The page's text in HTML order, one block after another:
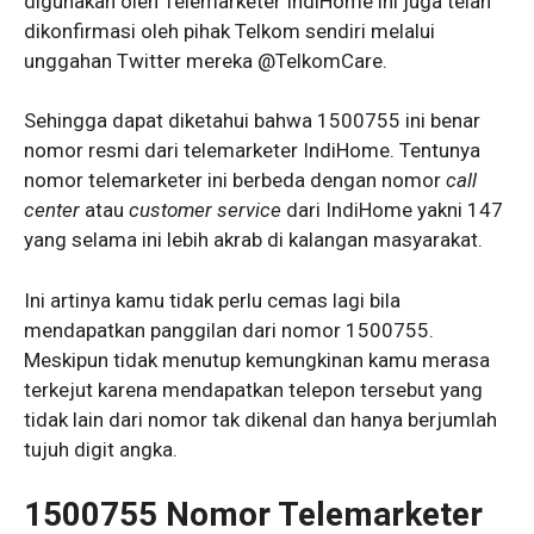
dikonfirmasi oleh pihak Telkom sendiri melalui
unggahan Twitter mereka @TelkomCare.
Sehingga dapat diketahui bahwa 1500755 ini benar
nomor resmi dari telemarketer IndiHome. Tentunya
nomor telemarketer ini berbeda dengan nomor call
center atau customer service dari IndiHome yakni 147
yang selama ini lebih akrab di kalangan masyarakat.
Ini artinya kamu tidak perlu cemas lagi bila
mendapatkan panggilan dari nomor 1500755.
Meskipun tidak menutup kemungkinan kamu merasa
terkejut karena mendapatkan telepon tersebut yang
tidak lain dari nomor tak dikenal dan hanya berjumlah
tujuh digit angka.
1500755 Nomor Telemarketer